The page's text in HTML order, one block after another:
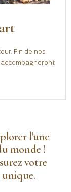
Fin de nos
l'une
monde !
votre
unique.